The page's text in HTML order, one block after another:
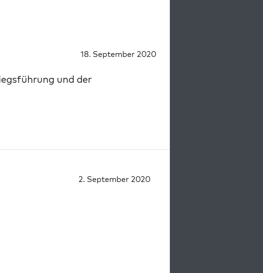
18. September 2020
und der
2. September 2020